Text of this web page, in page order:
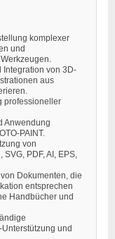
komplexer
und
Integration von 3D-
aus
professioneller
Anwendung
PAINT.
von
PDF, AI, EPS,
Dokumenten, die
entsprechen
Handbücher und
und